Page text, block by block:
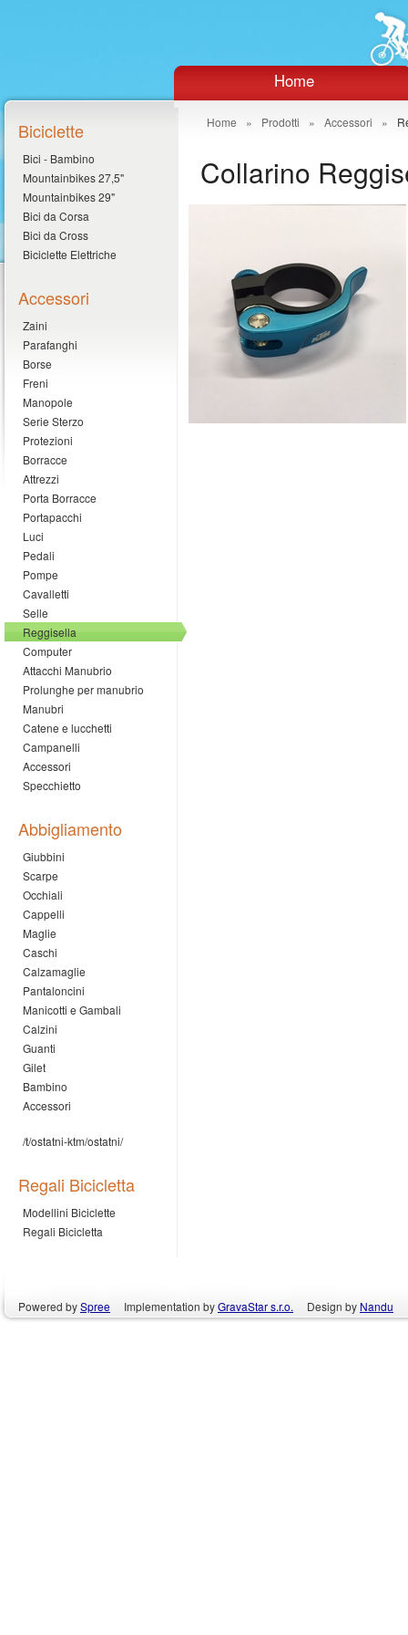
Home
Biciclette
Bici - Bambino
Mountainbikes 27,5"
Mountainbikes 29"
Bici da Corsa
Bici da Cross
Biciclette Elettriche
Accessori
Zaini
Parafanghi
Borse
Freni
Manopole
Serie Sterzo
Protezioni
Borracce
Attrezzi
Porta Borracce
Portapacchi
Luci
Pedali
Pompe
Cavalletti
Selle
Reggisella
Computer
Attacchi Manubrio
Prolunghe per manubrio
Manubri
Catene e lucchetti
Campanelli
Accessori
Specchietto
Abbigliamento
Giubbini
Scarpe
Occhiali
Cappelli
Maglie
Caschi
Calzamaglie
Pantaloncini
Manicotti e Gambali
Calzini
Guanti
Gilet
Bambino
Accessori
/t/ostatni-ktm/ostatni/
Regali Bicicletta
Modellini Biciclette
Regali Bicicletta
Home » Prodotti » Accessori »
Collarino
Powered bySpree Implementation byGravaStar s.r.o. Design byNandu